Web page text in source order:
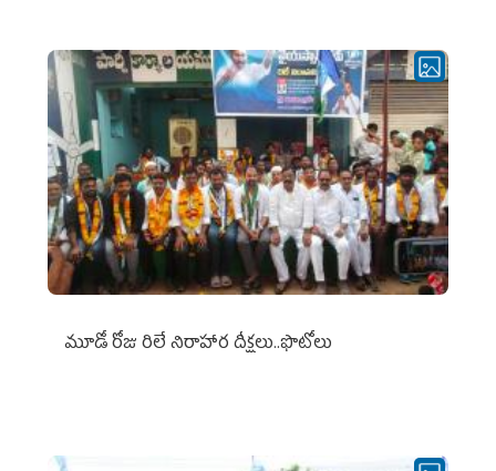
మూడో రోజు రిలే నిరాహార దీక్షలు..ఫొటోలు